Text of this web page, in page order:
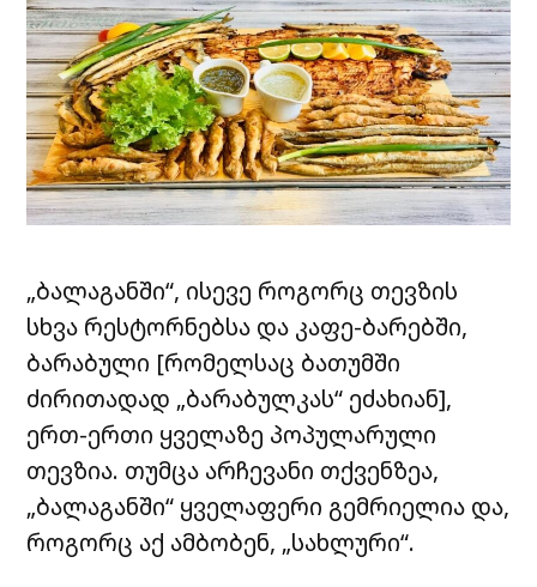
„ბალაგანში“, ისევე როგორც თევზის
სხვა რესტორნებსა და კაფე-ბარებში,
ბარაბული [რომელსაც ბათუმში
ძირითადად „ბარაბულკას“ ეძახიან],
ერთ-ერთი ყველაზე პოპულარული
თევზია. თუმცა არჩევანი თქვენზეა,
„ბალაგანში“ ყველაფერი გემრიელია და,
როგორც აქ ამბობენ, „სახლური“.